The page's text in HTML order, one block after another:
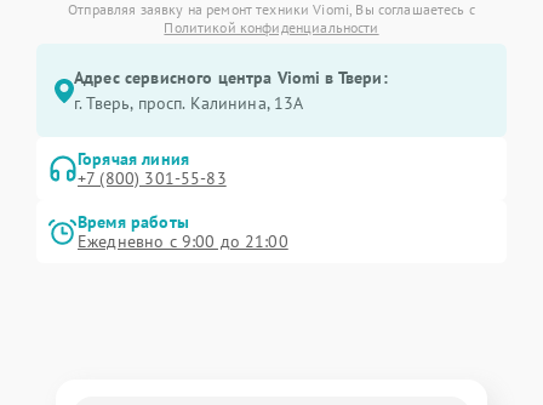
Отправляя заявку на ремонт техники Viomi, Вы соглашаетесь с
Политикой конфиденциальности
Адрес сервисного центра Viomi в Твери:
г. Тверь, просп. Калинина, 13А
Горячая линия
+7 (800) 301-55-83
Время работы
Ежедневно с 9:00 до 21:00